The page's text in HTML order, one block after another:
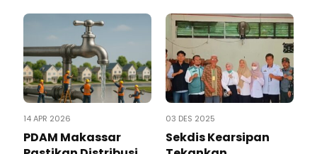
14 APR 2026
PDAM Makassar
03 DES 2025
Sekdis Kearsipan